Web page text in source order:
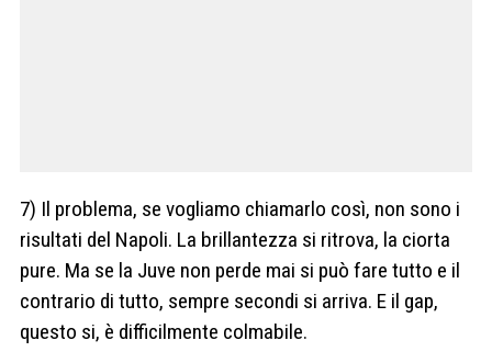
7) Il problema, se vogliamo chiamarlo così, non sono i
risultati del Napoli. La brillantezza si ritrova, la ciorta
pure. Ma se la Juve non perde mai si può fare tutto e il
contrario di tutto, sempre secondi si arriva. E il gap,
questo si, è difficilmente colmabile.